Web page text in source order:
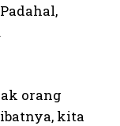
orang
kita